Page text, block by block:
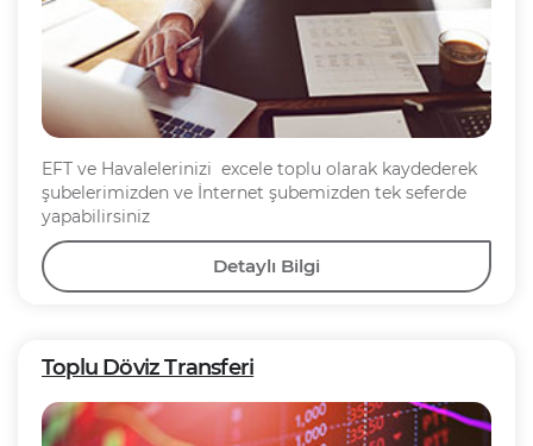
EFT ve Havalelerinizi excele toplu olarak kaydederek
şubelerimizden ve İnternet şubemizden tek seferde
yapabilirsiniz
Detaylı Bilgi
Toplu Döviz Transferi